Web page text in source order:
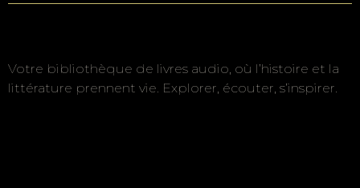
Votre bibliothèque de livres audio, où l’histoire et la
littérature prennent vie. Explorer, écouter, s’inspirer.